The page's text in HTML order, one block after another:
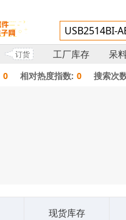
订货 工厂库存 呆
0 相对热度指数: 0 搜索次
现货库存